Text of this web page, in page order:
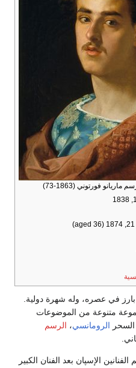
ماريانو فورتوني (1863-73)
(aged 36)
بارز في عصره، وله شهرة دولية.
متنوعة من الموضوعات
الرومانسي، الرسم
الإسپان بعد الفنان الكبير